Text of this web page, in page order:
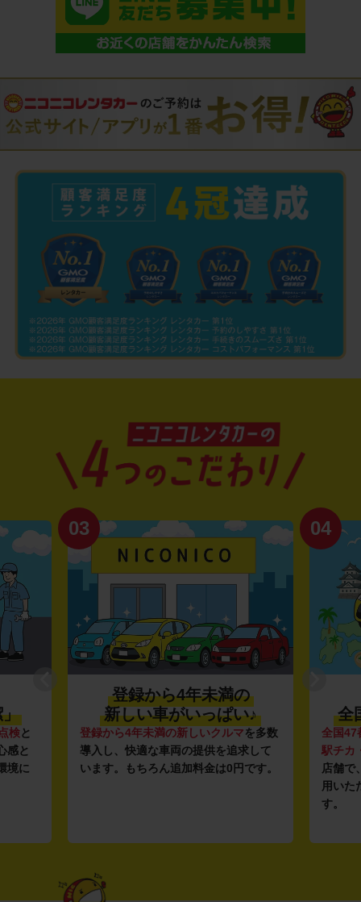
」
検と
感と
境に
03
登録から4年未満の
新しい車がいっぱい♪
登録から4年未満の新しいクルマを多数
導入し、快適な車両の提供を追求して
います。もちろん追加料金は0円です。
04
全
全国47
駅チカ
店舗で
用いた
す。